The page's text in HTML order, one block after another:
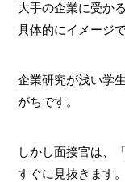
大手の企業に受か
具体的にイメージ
企業研究が浅い学
がちです。
しかし面接官は、
すぐに見抜きます。